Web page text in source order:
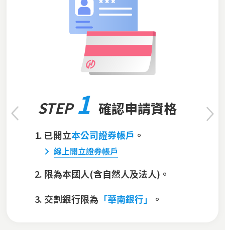
STEP 1 確認申請資格
已開立本公司證券帳戶 。
線上開立證券帳戶
限為本國人(含自然人及法人)。
交割銀行限為 「華南銀行」 。